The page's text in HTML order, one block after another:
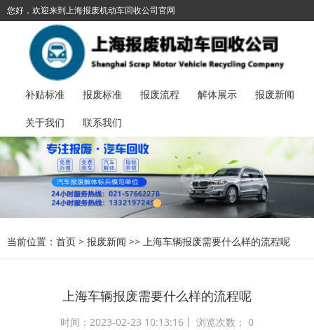
您好，欢迎来到上海报废机动车回收公司官网
报废汽车服务热线：
021-57662278
补贴标准 报废标准 报废流程 解体展示 报废新闻
关于我们 联系我们
当前位置： 首页 > 报废新闻 >> 上海车辆报废需要什么样的流程呢
上海车辆报废需要什么样的流程呢​
时间：2023-02-23 10:13:16丨 浏览次数： 0